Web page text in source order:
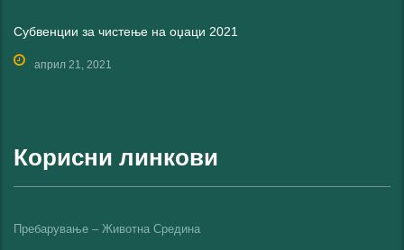
Субвенции за чистење на оџаци 2021
април 21, 2021
Корисни линкови
Пребарување – Животна Средина